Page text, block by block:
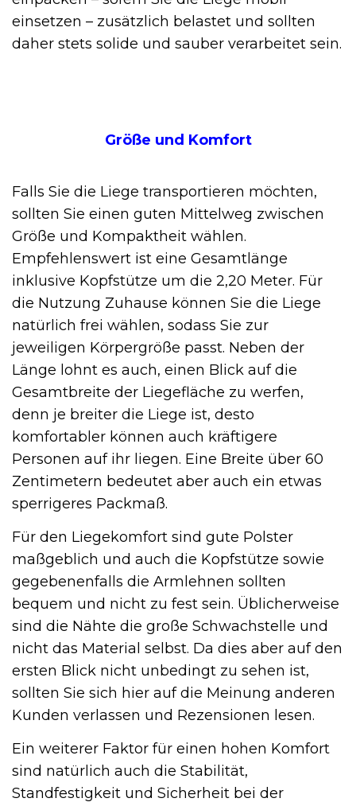
einsetzen – zusätzlich belastet und sollten
daher stets solide und sauber verarbeitet sein.
Größe und Komfort
Falls Sie die Liege transportieren möchten,
sollten Sie einen guten Mittelweg zwischen
Größe und Kompaktheit wählen.
Empfehlenswert ist eine Gesamtlänge
inklusive Kopfstütze um die 2,20 Meter. Für
die Nutzung Zuhause können Sie die Liege
natürlich frei wählen, sodass Sie zur
jeweiligen Körpergröße passt. Neben der
Länge lohnt es auch, einen Blick auf die
Gesamtbreite der Liegefläche zu werfen,
denn je breiter die Liege ist, desto
komfortabler können auch kräftigere
Personen auf ihr liegen. Eine Breite über 60
Zentimetern bedeutet aber auch ein etwas
sperrigeres Packmaß.
Für den Liegekomfort sind gute Polster
maßgeblich und auch die Kopfstütze sowie
gegebenenfalls die Armlehnen sollten
bequem und nicht zu fest sein. Üblicherweise
sind die Nähte die große Schwachstelle und
nicht das Material selbst. Da dies aber auf den
ersten Blick nicht unbedingt zu sehen ist,
sollten Sie sich hier auf die Meinung anderen
Kunden verlassen und Rezensionen lesen.
Ein weiterer Faktor für einen hohen Komfort
sind natürlich auch die Stabilität,
Standfestigkeit und Sicherheit bei der